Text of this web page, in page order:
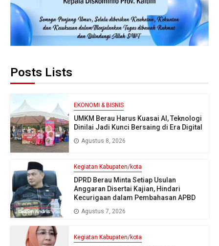
Posts Lists
EKONOMI & BISNIS
UMKM Berau Harus Kuasai AI, Teknologi
Dinilai Jadi Kunci Bersaing di Era Digital
Agustus 8, 2026
Kegiatan Kabupaten/kota
DPRD Berau Minta Setiap Usulan
Anggaran Disertai Kajian, Hindari
Kecurigaan dalam Pembahasan APBD
Agustus 7, 2026
Kegiatan Kabupaten/kota